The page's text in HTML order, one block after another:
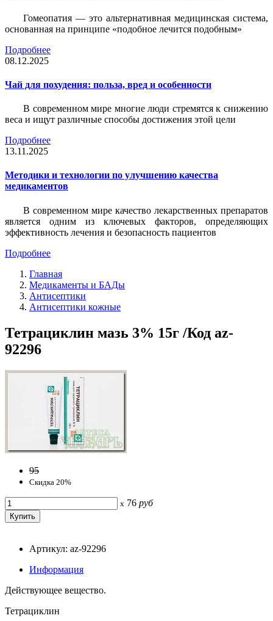
Гомеопатия — это альтернативная медицинская система,
основанная на принципе «подобное лечится подобным»
Подробнее
08.12.2025
Чай для похудения: польза, вред и особенности
В современном мире многие люди стремятся к снижению
веса и ищут различные способы достижения этой цели
Подробнее
13.11.2025
Методики и технологии по улучшению качества
медикаментов
В современном мире качество лекарственных препаратов
является одним из ключевых факторов, определяющих
эффективность лечения и безопасность пациентов
Подробнее
Главная
Медикаменты и БАДы
Антисептики
Антисептики кожные
Тетрациклин мазь 3% 15г /Код az-
92296
95
Скидка 20%
x 76 руб
Артикул: az-92296
Информация
Действующее вещество.
Тетрациклин